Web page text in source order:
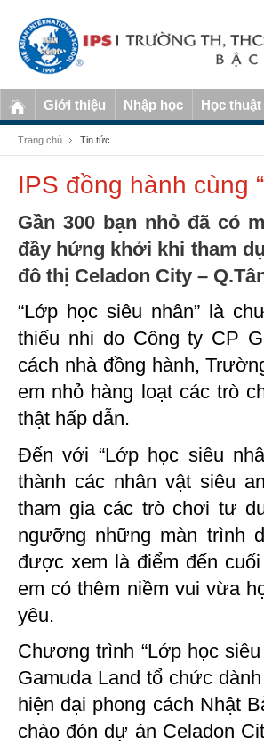
Giới thiệu Nhập học Học thuật
Trang chủ Tin tức
IPS đồng hành cùng
Gần 300 bạn nhỏ đã có
đầy hứng khởi khi tham
đô thị Celadon City –
“Lớp học siêu nhân” là
thiếu nhi do Công ty CP
cách nhà đồng hành,
em nhỏ hàng loạt các trò
thật hấp dẫn.
Đến với “Lớp học siêu
thành các nhân vật siêu
tham gia các trò chơi tư
ngưỡng những màn trình
được xem là điểm đến
em có thêm niềm vui vừa
yêu.
Chương trình “Lớp học
Gamuda Land tổ chức
hiện đại phong cách Nhật
chào đón dự án Celadon